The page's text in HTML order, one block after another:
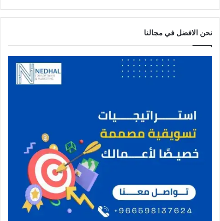
نحن الافضل في مجالنا